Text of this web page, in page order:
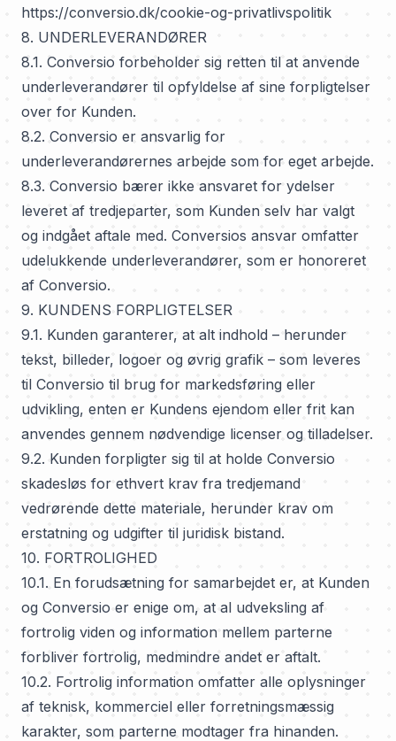
https://conversio.dk/cookie-og-privatlivspolitik
8. UNDERLEVERANDØRER
8.1. Conversio forbeholder sig retten til at anvende
underleverandører til opfyldelse af sine forpligtelser
over for Kunden.
8.2. Conversio er ansvarlig for
underleverandørernes arbejde som for eget arbejde.
8.3. Conversio bærer ikke ansvaret for ydelser
leveret af tredjeparter, som Kunden selv har valgt
og indgået aftale med. Conversios ansvar omfatter
udelukkende underleverandører, som er honoreret
af Conversio.
9. KUNDENS FORPLIGTELSER
9.1. Kunden garanterer, at alt indhold – herunder
tekst, billeder, logoer og øvrig grafik – som leveres
til Conversio til brug for markedsføring eller
udvikling, enten er Kundens ejendom eller frit kan
anvendes gennem nødvendige licenser og tilladelser.
9.2. Kunden forpligter sig til at holde Conversio
skadesløs for ethvert krav fra tredjemand
vedrørende dette materiale, herunder krav om
erstatning og udgifter til juridisk bistand.
10. FORTROLIGHED
10.1. En forudsætning for samarbejdet er, at Kunden
og Conversio er enige om, at al udveksling af
fortrolig viden og information mellem parterne
forbliver fortrolig, medmindre andet er aftalt.
10.2. Fortrolig information omfatter alle oplysninger
af teknisk, kommerciel eller forretningsmæssig
karakter, som parterne modtager fra hinanden.